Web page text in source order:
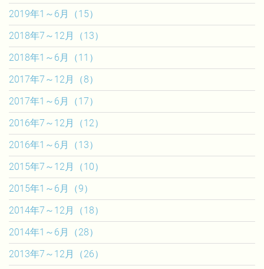
2019年1～6月（15）
2018年7～12月（13）
2018年1～6月（11）
2017年7～12月（8）
2017年1～6月（17）
2016年7～12月（12）
2016年1～6月（13）
2015年7～12月（10）
2015年1～6月（9）
2014年7～12月（18）
2014年1～6月（28）
2013年7～12月（26）